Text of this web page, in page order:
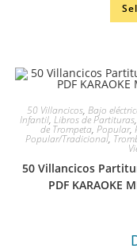
50 Villancicos, Bajo
Infantil, Libros de Partituras,
de Trompeta, Popular,
Popular/Tradicional,
50 Villancicos
PDF KARAOKE